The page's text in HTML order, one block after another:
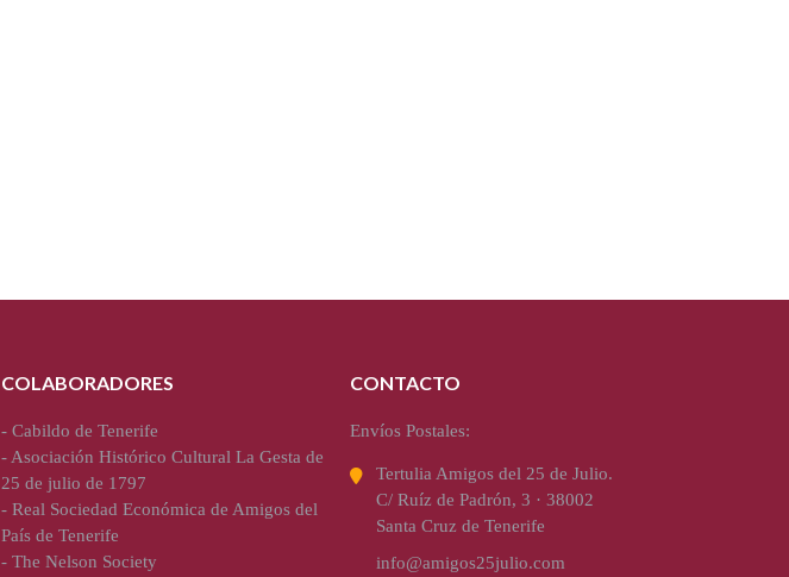
COLABORADORES
- Cabildo de Tenerife
-Asociación Histórico Cultural La Gesta de
25 de julio de 1797
- Real Sociedad Económica de Amigos del
País de Tenerife
- The Nelson Society
CONTACTO
Envíos Postales:
Tertulia Amigos del 25 de Julio.
C/ Ruíz de Padrón, 3 · 38002
Santa Cruz de Tenerife
info@amigos25julio.com